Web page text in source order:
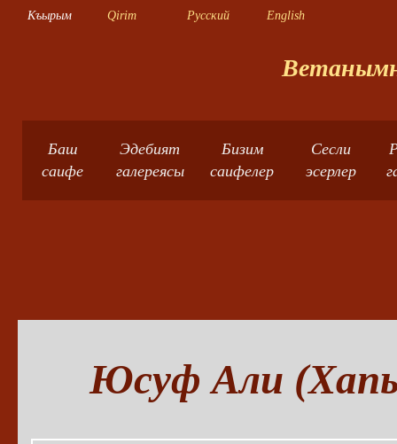
Къырым Qirim Русский English
Баш
саифе
Эдебият
галереясы
Бизим
саифелер
Сесли
эсерлер
Юсуф Али